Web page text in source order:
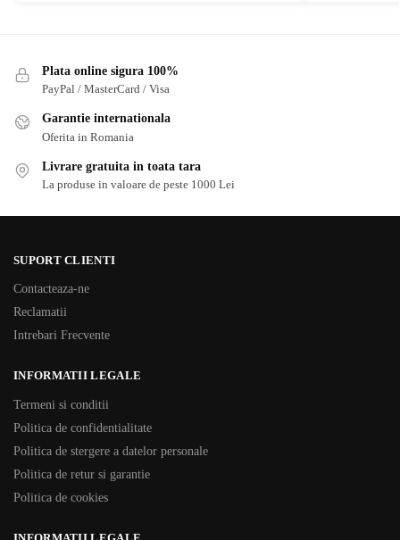
Plata online sigura 100%
PayPal / MasterCard / Visa
Garantie internationala
Oferita in Romania
Livrare gratuita in toata tara
La produse in valoare de peste 1000 Lei
SUPORT CLIENTI
Contacteaza-ne
Reclamatii
Intrebari Frecvente
INFORMATII LEGALE
Termeni si conditii
Politica de confidentialitate
Politica de stergere a datelor personale
Politica de retur si garantie
Politica de cookies
INFORMATII LEGALE